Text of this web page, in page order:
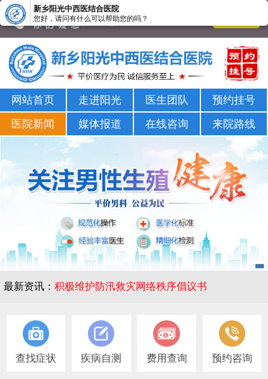
新乡男科医院-新乡市正规男科医院-新乡阳光男科医院
网站首页 走进阳光 医生团队
预约挂号
医院新闻
媒体报道 在线咨询 来院路线
最新资讯： 积极维护防汛救灾网络秩序倡议书
查找症状 疾病自测 费用查询 预约咨询
新乡阳光中西医结合医院
您好，请问有什么可以帮助您的吗？